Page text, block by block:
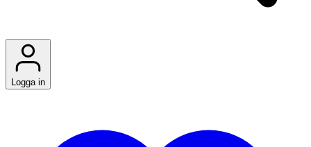
Logga in